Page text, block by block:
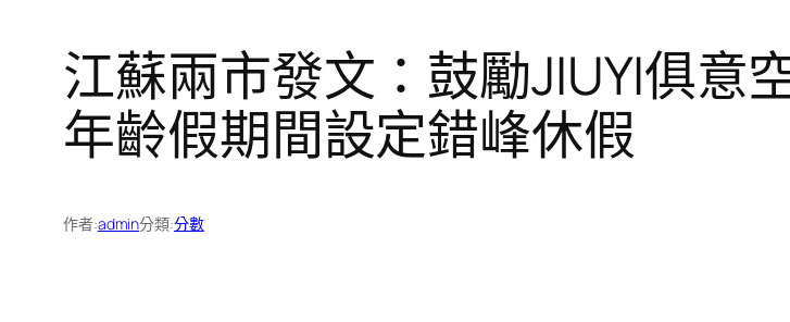
江蘇兩市發文：鼓勵JIUYI俱意
年齡假期間設定錯峰休假
作者:admin分類:分數